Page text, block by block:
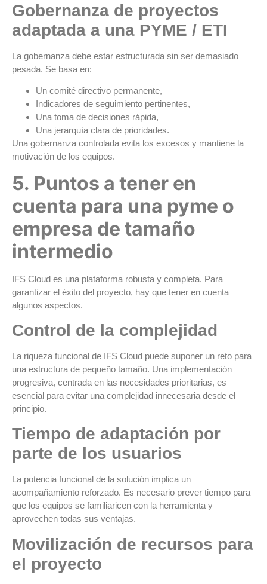
Gobernanza de proyectos
adaptada a una PYME / ETI
La gobernanza debe estar estructurada sin ser demasiado
pesada. Se basa en:
Un comité directivo permanente,
Indicadores de seguimiento pertinentes,
Una toma de decisiones rápida,
Una jerarquía clara de prioridades.
Una gobernanza controlada evita los excesos y mantiene la
motivación de los equipos.
5. Puntos a tener en
cuenta para una pyme o
empresa de tamaño
intermedio
IFS Cloud es una plataforma robusta y completa. Para
garantizar el éxito del proyecto, hay que tener en cuenta
algunos aspectos.
Control de la complejidad
La riqueza funcional de IFS Cloud puede suponer un reto para
una estructura de pequeño tamaño. Una implementación
progresiva, centrada en las necesidades prioritarias, es
esencial para evitar una complejidad innecesaria desde el
principio.
Tiempo de adaptación por
parte de los usuarios
La potencia funcional de la solución implica un
acompañamiento reforzado. Es necesario prever tiempo para
que los equipos se familiaricen con la herramienta y
aprovechen todas sus ventajas.
Movilización de recursos para
el proyecto